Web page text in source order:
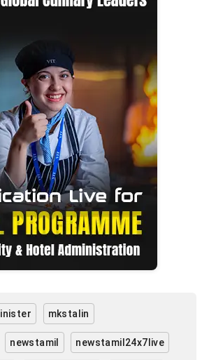
mkstalin
newstamil newstamil24x7live